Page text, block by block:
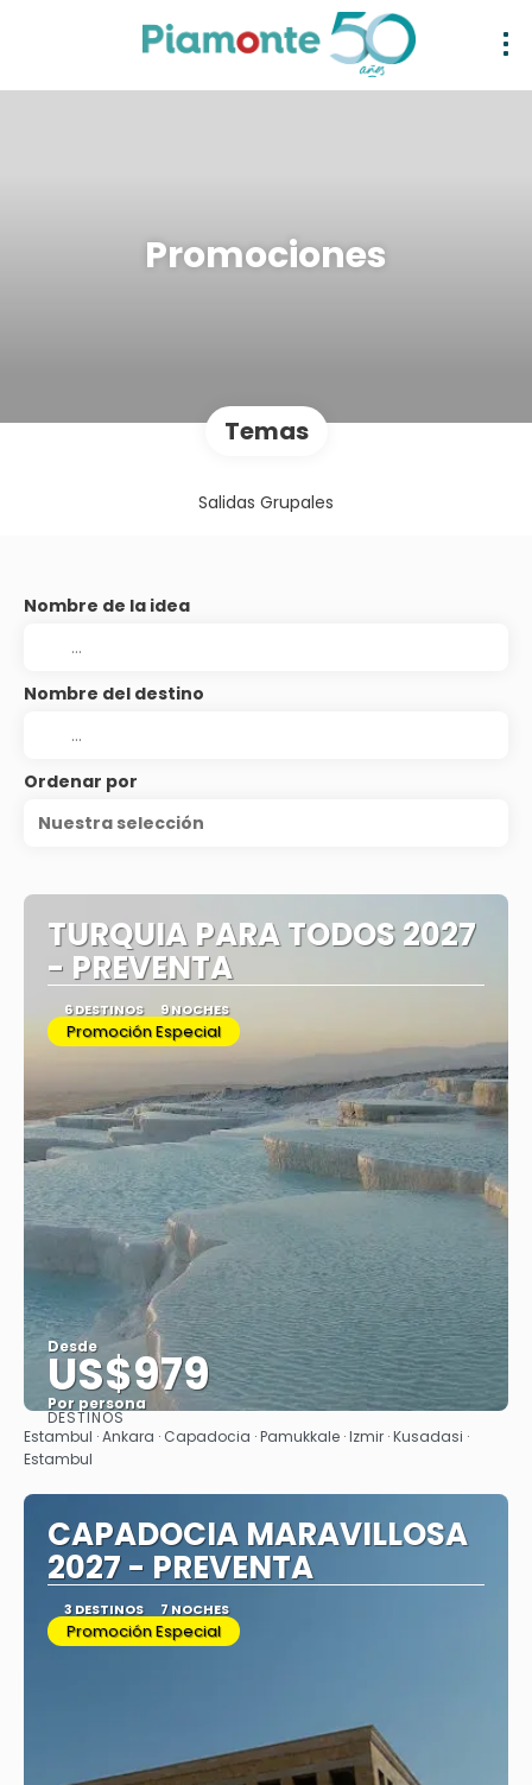
Promociones
Temas
Salidas Grupales
Nombre de la idea
Nombre del destino
Ordenar por
Nuestra selección
TURQUIA PARA TODOS 2027
- PREVENTA
6 DESTINOS 9 NOCHES
Promoción Especial
Desde
US$979
Por persona
Ver
DESTINOS
Estambul · Ankara · Capadocia · Pamukkale · Izmir · Kusadasi ·
Estambul
CAPADOCIA MARAVILLOSA
2027 - PREVENTA
3 DESTINOS 7 NOCHES
Promoción Especial